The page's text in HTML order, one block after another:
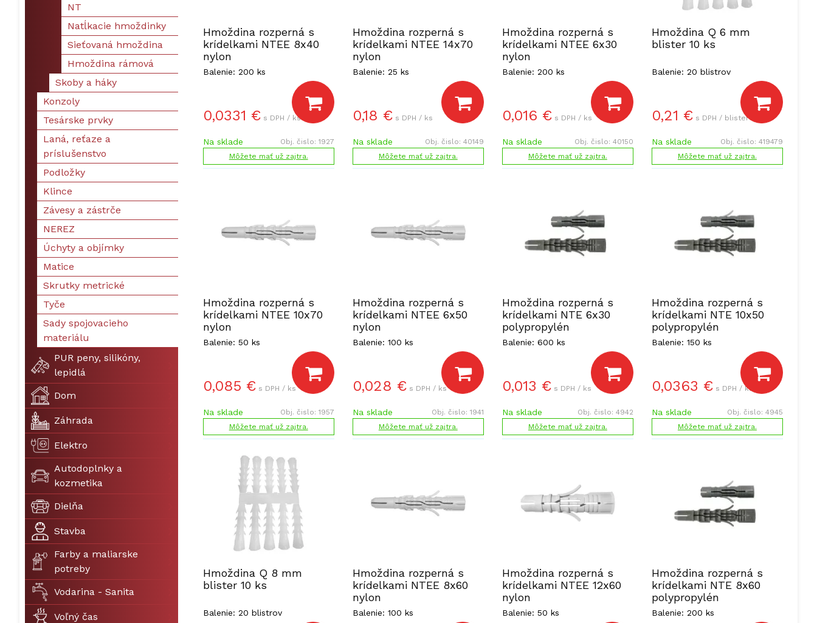
Hmoždina rozperná s
krídelkami NTEE 8x40
nylon
Balenie: 200 ks
0,0331 € s DPH / ks
Na sklade Obj. čislo: 1927
Môžete mať už zajtra.
Hmoždina rozperná s
krídelkami NTEE 14x70
nylon
Balenie: 25 ks
0,18 € s DPH / ks
Na sklade Obj. čislo: 40149
Môžete mať už zajtra.
Hmoždina rozperná s
krídelkami NTEE 6x30
nylon
Balenie: 200 ks
0,016 € s DPH / ks
Na sklade Obj. čislo: 40150
Môžete mať už zajtra.
Hmoždina Q 6 mm
blister 10 ks
Balenie: 20 blistrov
0,21 € s DPH / blister
Na sklade Obj. čislo: 419479
Môžete mať už zajtra.
Hmoždina rozperná s
krídelkami NTEE 10x70
nylon
Balenie: 50 ks
0,085 € s DPH / ks
Na sklade Obj. čislo: 1957
Môžete mať už zajtra.
Hmoždina rozperná s
krídelkami NTEE 6x50
nylon
Balenie: 100 ks
0,028 € s DPH / ks
Na sklade Obj. čislo: 1941
Môžete mať už zajtra.
Hmoždina rozperná s
krídelkami NTE 6x30
polypropylén
Balenie: 600 ks
0,013 € s DPH / ks
Na sklade Obj. čislo: 4942
Môžete mať už zajtra.
Hmoždina rozperná s
krídelkami NTE 10x50
polypropylén
Balenie: 150 ks
0,0363 € s DPH / ks
Na sklade Obj. čislo: 4945
Môžete mať už zajtra.
Hmoždina Q 8 mm
blister 10 ks
Balenie: 20 blistrov
Hmoždina rozperná s
krídelkami NTEE 8x60
nylon
Balenie: 100 ks
Hmoždina rozperná s
krídelkami NTEE 12x60
nylon
Balenie: 50 ks
Hmoždina rozperná s
krídelkami NTE 8x60
polypropylén
Balenie: 200 ks
NT
Natĺkacie hmoždinky
Sieťovaná hmoždina
Hmoždina rámová
Skoby a háky
Konzoly
Tesárske prvky
Laná, reťaze a
príslušenstvo
Podložky
Klince
Závesy a zástrče
NEREZ
Úchyty a objímky
Matice
Skrutky metrické
Tyče
Sady spojovacieho
materiálu
PUR peny, silikóny,
lepidlá
Dom
Záhrada
Elektro
Autodoplnky a
kozmetika
Dielňa
Stavba
Farby a maliarske
potreby
Vodarina - Sanita
Voľný čas